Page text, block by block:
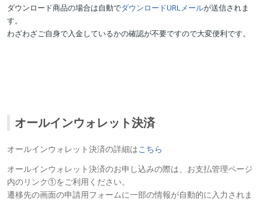
ダウンロード商品の場合は自動でダウンロードURLメールが送信されま
す。
わざわざご自身で入金しているかの確認が不要ですので大変便利です。
オールインウォレット決済
オールインウォレット決済の詳細はこちら
オールインウォレット決済のお申し込みの際は、お支払管理ページ
内のリンク①をご利用ください。
遷移先の画面の申請用フォームに一部の情報が自動的に入力されま